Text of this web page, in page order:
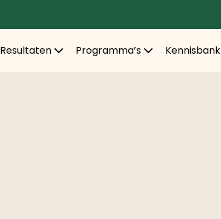
Resultaten Programma’s Kennisbank